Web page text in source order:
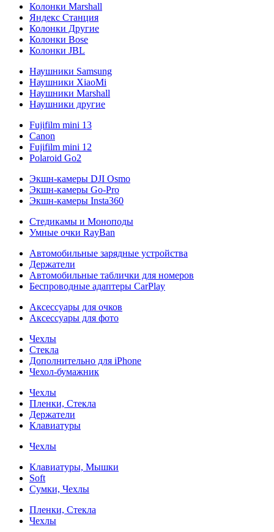
Колонки Marshall
Яндекс Станция
Колонки Другие
Колонки Bose
Колонки JBL
Наушники Samsung
Наушники XiaoMi
Наушники Marshall
Наушники другие
Fujifilm mini 13
Canon
Fujifilm mini 12
Polaroid Go2
Экшн-камеры DJI Osmo
Экшн-камеры Go-Pro
Экшн-камеры Insta360
Стедикамы и Моноподы
Умные очки RayBan
Автомобильные зарядные устройства
Держатели
Автомобильные таблички для номеров
Беспроводные адаптеры CarPlay
Аксессуары для очков
Аксессуары для фото
Чехлы
Стекла
Дополнительно для iPhone
Чехол-бумажник
Чехлы
Пленки, Стекла
Держатели
Клавиатуры
Чехлы
Клавиатуры, Мышки
Soft
Сумки, Чехлы
Пленки, Стекла
Чехлы